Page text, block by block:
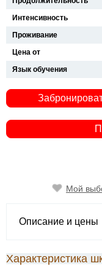
Интенсивность
Проживание
Цена от
Язык обучения
Мой
Описание и цены
Характеристика